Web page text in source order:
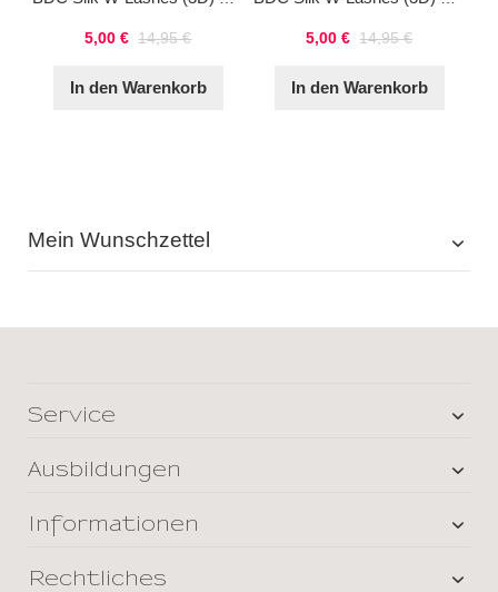
5,00 € 14,95 €
In den Warenkorb
5,00 € 14,95 €
In den Warenkorb
Mein Wunschzettel
Service
Ausbildungen
Informationen
Rechtliches